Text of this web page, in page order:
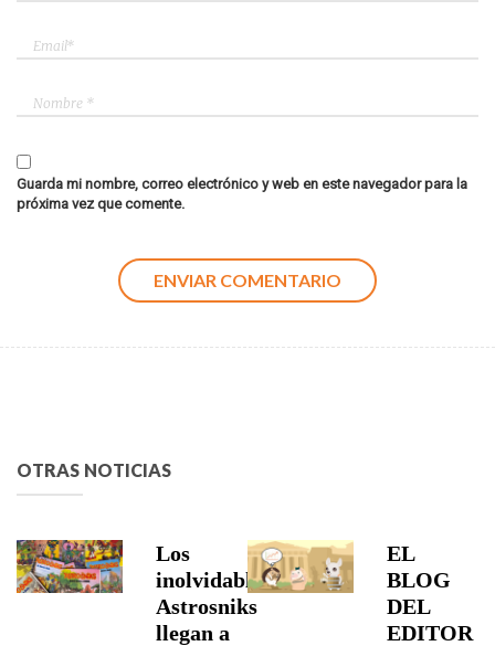
Guarda mi nombre, correo electrónico y web en este navegador para la
próxima vez que comente.
OTRAS NOTICIAS
Los
inolvidables
Astrosniks
llegan a
EL
BLOG
DEL
EDITOR